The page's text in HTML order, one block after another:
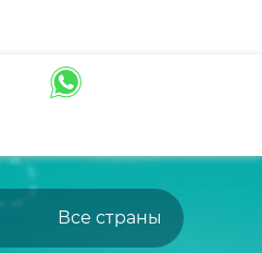
Все страны